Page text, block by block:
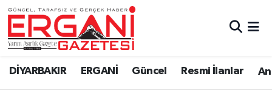
DİYARBAKIR ERGANİ Güncel Resmi İlanlar
DİYARBAKIR
BİSMİL
BAĞLAR
ERGANİ
Ergani Nöbetçi Eczaneler
Ergani Hava Durumu